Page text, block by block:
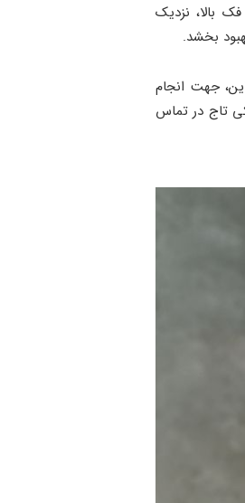
بالا، نزدیک
بخشد.
جهت انجام
تاج در تماس